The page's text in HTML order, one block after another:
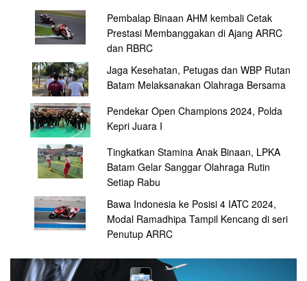
Pembalap Binaan AHM kembali Cetak
Prestasi Membanggakan di Ajang ARRC
dan RBRC
Jaga Kesehatan, Petugas dan WBP Rutan
Batam Melaksanakan Olahraga Bersama
Pendekar Open Champions 2024, Polda
Kepri Juara I
Tingkatkan Stamina Anak Binaan, LPKA
Batam Gelar Sanggar Olahraga Rutin
Setiap Rabu
Bawa Indonesia ke Posisi 4 IATC 2024,
Modal Ramadhipa Tampil Kencang di seri
Penutup ARRC